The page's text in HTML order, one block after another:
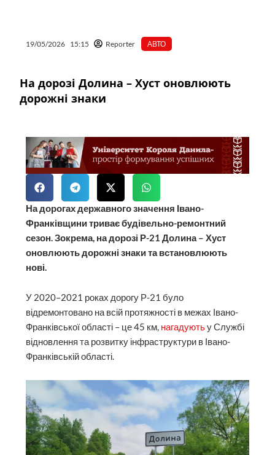
19/05/2026 15:15 Reporter АВТО
На дорозі Долина – Хуст оновлюють
дорожні знаки
На дорогах державного значення Івано-
Франківщини триває будівельно-ремонтний
сезон. Зокрема, на дорозі Р-21 Долина – Хуст
оновлюють дорожні знаки та встановлюють
нові.
У 2020–2021 роках дорогу Р-21 було
відремонтовано на всій протяжності в межах Івано-
Франківської області – це 45 км, нагадуютьу Службі
відновлення та розвитку інфраструктури в Івано-
Франківській області.